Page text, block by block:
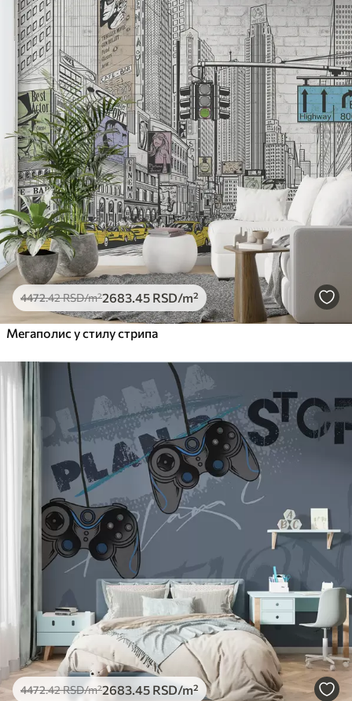
4472.42RSD/m²2683 .45 RSD/m²
Мегаполис у стилу стрипа
4472.42RSD/m²2683 .45 RSD/m²